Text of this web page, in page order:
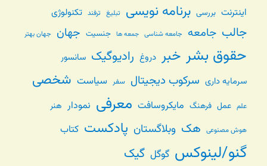
اینترنت بررسی برنامه نویسی تبلیغ ترفند تکنولوژی
جالب جامعه جامعه شناسی جمعه ها جنسیت جهان جهان بهتر
حقوق بشر خبر دروغ رادیوگیک سانسور
سرمایه داری سرکوب دیجیتال سفر سیاست شخصی
علم عمل فرهنگ مایکروسافت معرفی نمودار هنر
هوش مصنوعی هک وبلاگستان پادکست کتاب
گنو/لینوکس گوگل گیک